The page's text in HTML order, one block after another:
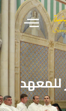
للمعهد